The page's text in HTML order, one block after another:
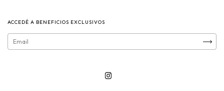
ACCEDÉ A BENEFICIOS EXCLUSIVOS